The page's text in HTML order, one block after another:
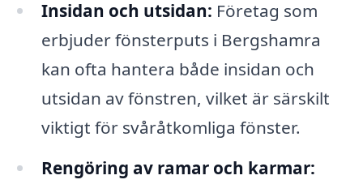
Insidan och utsidan: Företag som
erbjuder fönsterputs i Bergshamra
kan ofta hantera både insidan och
utsidan av fönstren, vilket är särskilt
viktigt för svåråtkomliga fönster.
Rengöring av ramar och karmar: